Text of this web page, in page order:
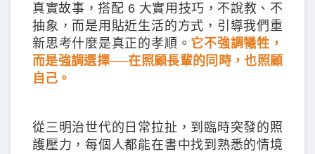
真實故事，搭配 6 大實用技巧，不說教、不
抽象，而是用貼近生活的方式，引導我們重
新思考什麼是真正的孝順。 它不強調犧牲，
而是強調選擇──在照顧長輩的同時，也照顧
自己。
從三明治世代的日常拉扯，到臨時突發的照
護壓力，每個人都能在書中找到熟悉的情境